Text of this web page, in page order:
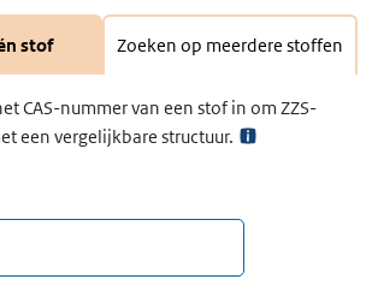
stof Zoeken op meerdere stoffen
CAS-nummer van een stof in om ZZS-
een vergelijkbare structuur.